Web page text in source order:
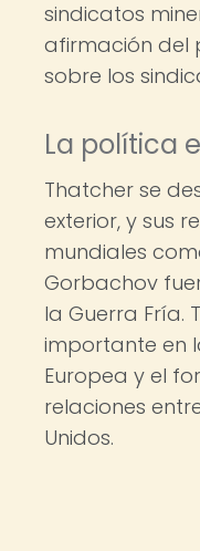
sindicatos
afirmación del
sobre los
La política
Thatcher se
exterior, y sus
mundiales
Gorbachov
la Guerra Fría.
importante en
Europea y el
relaciones
Unidos.